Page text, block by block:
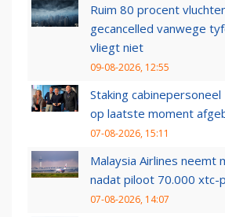
Ruim 80 procent
gecancelled vanwege
vliegt niet
09-08-2026, 12:55
Staking cabinepersoneel
op laatste moment
07-08-2026, 15:11
Malaysia Airlines neemt
nadat piloot 70.000 xtc-
07-08-2026, 14:07